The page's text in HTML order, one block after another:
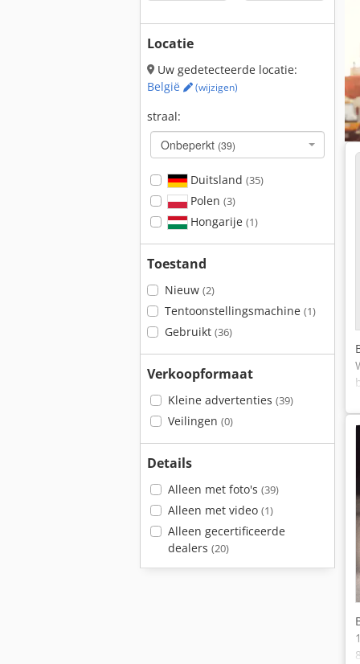
Locatie
Uw gedetecteerde locatie:
België
(wijzigen)
straal:
Onbeperkt (39)
Duitsland (35)
Polen (3)
Hongarije (1)
Toestand
Nieuw (2)
Tentoonstellingsmachine (1)
Gebruikt (36)
Verkoopformaat
Kleine advertenties (39)
Veilingen (0)
Details
Alleen met foto's (39)
Alleen met video (1)
Alleen gecertificeerde
dealers (20)